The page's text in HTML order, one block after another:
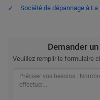
Société de dépannage à
Demander
Veuillez remplir le formulaire